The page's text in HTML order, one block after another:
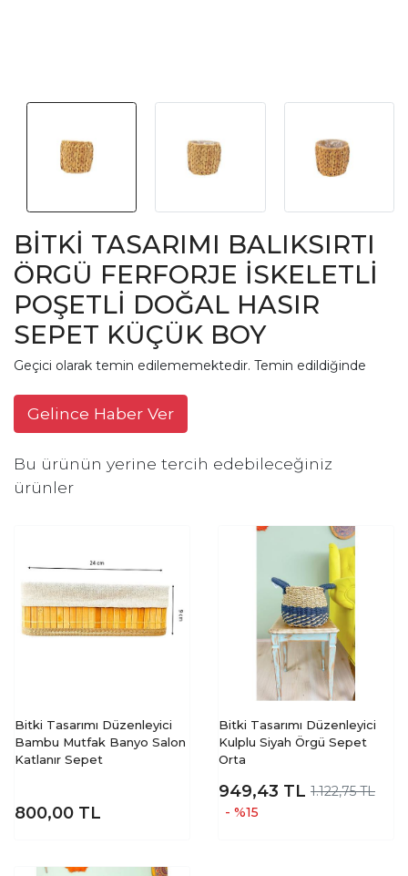
BİTKİ TASARIMI BALIKSIRTI
ÖRGÜ FERFORJE İSKELETLİ
POŞETLİ DOĞAL HASIR
SEPET KÜÇÜK BOY
Geçici olarak temin edilememektedir. Temin edildiğinde
Gelince Haber Ver
Bu ürünün yerine tercih edebileceğiniz
ürünler
Bitki Tasarımı Düzenleyici
Bambu Mutfak Banyo Salon
Katlanır Sepet
800,00 TL
Bitki Tasarımı Düzenleyici
Kulplu Siyah Örgü Sepet
Orta
949,43 TL 1.122,75 TL
- %15